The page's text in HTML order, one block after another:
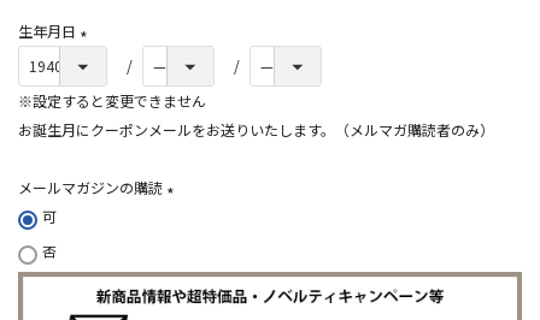
生年月日
(
必
須
※設定すると変更できません
お誕生月にクーポンメールをお送りいたします。（メルマガ購読者のみ）
メールマガジンの購読
須
)
可
否